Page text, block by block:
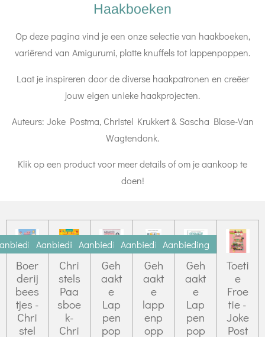
Haakboeken
Op deze pagina vind je een onze selectie van haakboeken,
variërend van Amigurumi, platte knuffels tot lappenpoppen.
Laat je inspireren door de diverse haakpatronen en creëer
jouw eigen unieke haakprojecten.
Auteurs: Joke Postma, Christel Krukkert & Sascha Blase-Van
Wagtendonk.
Klik op een product voor meer details of om je aankoop te
doen!
Boer
derij
bees
tjes -
Chri
stel
Aanbieding
Chri
stels
Paa
sboe
k-
Chri
Aanbieding
Geh
aakt
e
Lap
pen
pop
Aanbieding
Geh
aakt
e
lapp
enp
opp
Aanbieding
Geh
aakt
e
Lap
pen
pop
Toeti
e
Froe
tie -
Joke
Post